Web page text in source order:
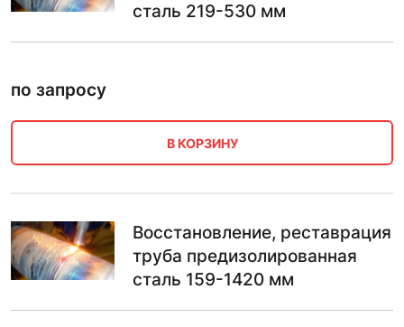
сталь 219-530 мм
по запросу
В КОРЗИНУ
Восстановление, реставрация
труба предизолированная
сталь 159-1420 мм